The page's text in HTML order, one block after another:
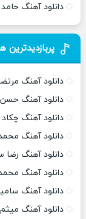
دانلود آهنگ
پربازدیدترین
دانلود آهنگ
دانلود آهنگ
دانلود آهنگ
دانلود آهنگ
دانلود آهنگ
دانلود آهنگ
دانلود آهنگ
دانلود آهنگ